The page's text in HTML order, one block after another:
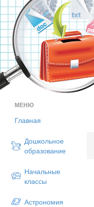
МЕНЮ
Главная
Дошкольное
образование
Начальные
классы
Астрономия